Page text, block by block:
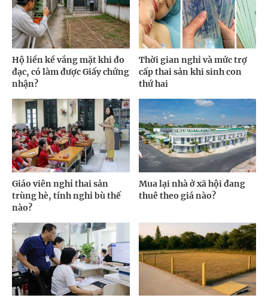
Hộ liền kề vắng mặt khi đo
đạc, có làm được Giấy chứng
nhận?
Thời gian nghỉ và mức trợ
cấp thai sản khi sinh con
thứ hai
Giáo viên nghỉ thai sản
trùng hè, tính nghỉ bù thế
nào?
Mua lại nhà ở xã hội đang
thuê theo giá nào?